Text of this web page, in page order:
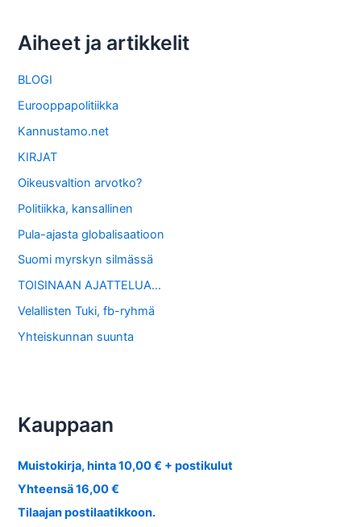
Aiheet ja artikkelit
BLOGI
Eurooppapolitiikka
Kannustamo.net
KIRJAT
Oikeusvaltion arvotko?
Politiikka, kansallinen
Pula-ajasta globalisaatioon
Suomi myrskyn silmässä
TOISINAAN AJATTELUA…
Velallisten Tuki, fb-ryhmä
Yhteiskunnan suunta
Kauppaan
Muistokirja, hinta 10,00 € + postikulut
Yhteensä 16,00 €
Tilaajan postilaatikkoon.